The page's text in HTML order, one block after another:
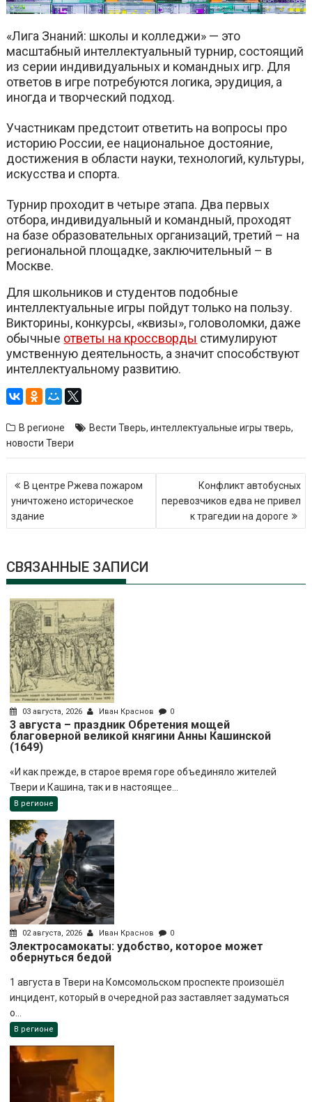
«Лига Знаний: школы и колледжи» — это
масштабный интеллектуальный турнир, состоящий
из серии индивидуальных и командных игр. Для
ответов в игре потребуются логика, эрудиция, а
иногда и творческий подход.
Участникам предстоит ответить на вопросы про
историю России, ее национальное достояние,
достижения в области науки, технологий, культуры,
искусства и спорта.
Турнир проходит в четыре этапа. Два первых
отбора, индивидуальный и командный, проходят
на базе образовательных организаций, третий – на
региональной площадке, заключительный – в
Москве.
Для школьников и студентов подобные
интеллектуальные игры пойдут только на пользу.
Викторины, конкурсы, «квизы», головоломки, даже
обычные ответы на кроссворды стимулируют
умственную деятельность, а значит способствуют
интеллектуальному развитию.
В регионе Вести Тверь,интеллектуальные игры тверь,
новости Твери
Навигация
по
записям
В центре Ржева пожаром
уничтожено историческое
здание
Конфликт автобусных
перевозчиков едва не привел
к трагедии на дороге
СВЯЗАННЫЕ ЗАПИСИ
03 августа, 2026 Иван Краснов 0
3 августа – праздник Обретения мощей
благоверной великой княгини Анны Кашинской
(1649)
«И как прежде, в старое время горе объединяло жителей
Твери и Кашина, так и в настоящее...
В регионе
02 августа, 2026 Иван Краснов 0
Электросамокаты: удобство, которое может
обернуться бедой
1 августа в Твери на Комсомольском проспекте произошёл
инцидент, который в очередной раз заставляет задуматься
о...
В регионе